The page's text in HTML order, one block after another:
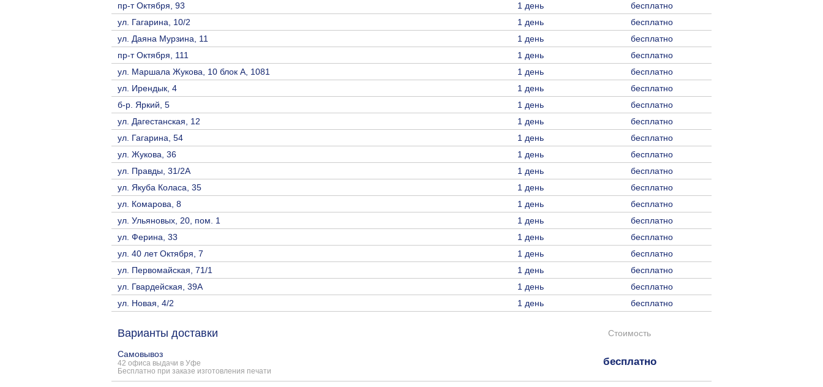
пр-т Октября, 93
1 день
бесплатно
ул. Гагарина, 10/2
1 день
бесплатно
ул. Даяна Мурзина, 11
1 день
бесплатно
пр-т Октября, 111
1 день
бесплатно
ул. Маршала Жукова, 10 блок А, 1081
1 день
бесплатно
ул. Ирендык, 4
1 день
бесплатно
б-р. Яркий, 5
1 день
бесплатно
ул. Дагестанская, 12
1 день
бесплатно
ул. Гагарина, 54
1 день
бесплатно
ул. Жукова, 36
1 день
бесплатно
ул. Правды, 31/2А
1 день
бесплатно
ул. Якуба Коласа, 35
1 день
бесплатно
ул. Комарова, 8
1 день
бесплатно
ул. Ульяновых, 20, пом. 1
1 день
бесплатно
ул. Ферина, 33
1 день
бесплатно
ул. 40 лет Октября, 7
1 день
бесплатно
ул. Первомайская, 71/1
1 день
бесплатно
ул. Гвардейская, 39А
1 день
бесплатно
ул. Новая, 4/2
1 день бесплатно
Варианты доставки Стоимость
Самовывоз
42 офиса выдачи в Уфе
Бесплатно при заказе изготовления печати
бесплатно